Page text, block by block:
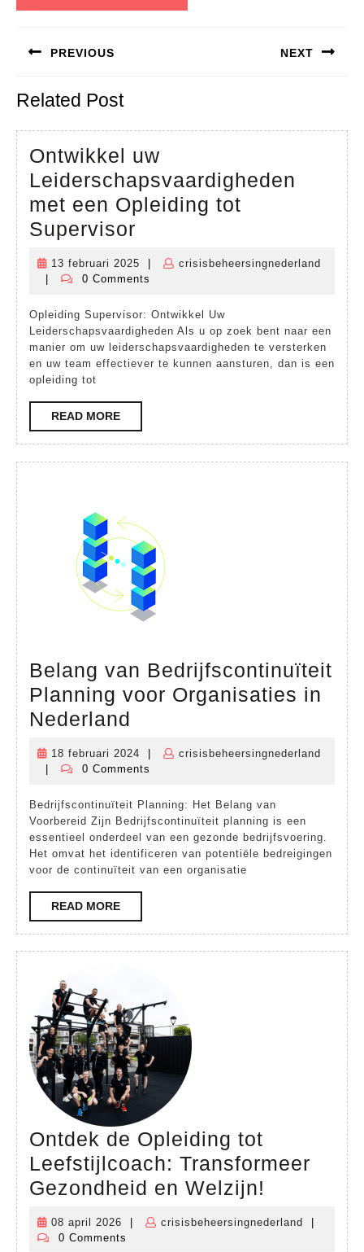
navigatie
PREVIOUS
post:
NEXT
Related Post
Ontwikkel uw
Leiderschapsvaardigheden
met een Opleiding tot
Supervisor
een
Opleiding
tot
Supervisor
13 februari 2025
13
februari
crisisbeheersingnederland
crisisbeheersingnederland
0 Comments
Opleiding Supervisor: Ontwikkel Uw
Leiderschapsvaardigheden Als u op zoek bent naar een
manier om uw leiderschapsvaardigheden te versterken
en uw team effectiever te kunnen aansturen, dan is een
opleiding tot
READ MOREREAD
MORE
Belang van Bedrijfscontinuïteit
Planning voor Organisaties in
Nederland
Bedrijfscontinuïteit
voor
Organisaties
in
Nederland
18 februari 2024
18
februari
|
crisisbeheersingnederland
crisisbeheersingnederland
| 0 Comments
Bedrijfscontinuïteit Planning: Het Belang van
Voorbereid Zijn Bedrijfscontinuïteit planning is een
essentieel onderdeel van een gezonde bedrijfsvoering.
Het omvat het identificeren van potentiële bedreigingen
voor de continuïteit van een organisatie
READ MOREREAD
MORE
Ontdek de Opleiding tot
Leefstijlcoach: Transformeer
Gezondheid en Welzijn!
Opleiding
08 april 2026
08
april
crisisbeheersingnederland
0 Comments